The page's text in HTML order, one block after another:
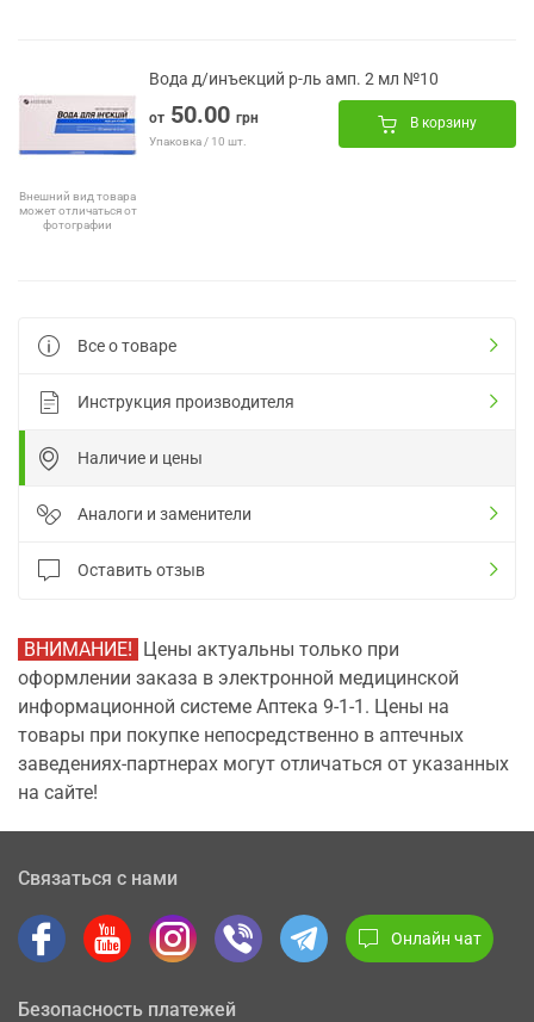
Внешний вид товара
может отличаться от
фотографии
Вода д/инъекций р-ль амп. 2 мл №10
от 50.00 грн
Упаковка / 10 шт.
В корзину
Все о товаре
Инструкция производителя
Наличие и цены
Аналоги и заменители
Оставить отзыв
ВНИМАНИЕ! Цены актуальны только при
оформлении заказа в электронной медицинской
информационной системе Аптека 9-1-1. Цены на
товары при покупке непосредственно в аптечных
заведениях-партнерах могут отличаться от указанных
на сайте!
Связаться с нами
Онлайн чат
Безопасность платежей